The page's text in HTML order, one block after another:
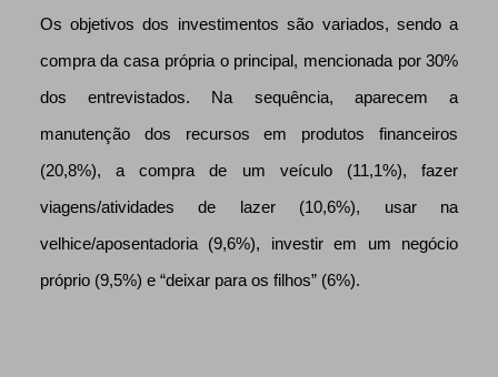
Os objetivos dos investimentos são variados, sendo a
compra da casa própria o principal, mencionada por 30%
dos entrevistados. Na sequência, aparecem a
manutenção dos recursos em produtos financeiros
(20,8%), a compra de um veículo (11,1%), fazer
viagens/atividades de lazer (10,6%), usar na
velhice/aposentadoria (9,6%), investir em um negócio
próprio (9,5%) e “deixar para os filhos” (6%).